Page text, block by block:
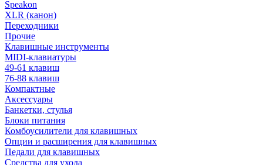
Speakon
XLR (канон)
Переходники
Прочие
Клавишные инструменты
MIDI-клавиатуры
49-61 клавиш
76-88 клавиш
Компактные
Аксессуары
Банкетки, стулья
Блоки питания
Комбоусилители для клавишных
Опции и расширения для клавишных
Педали для клавишных
Средства для ухода